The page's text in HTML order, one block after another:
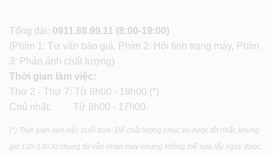
Tổng đài: 0911.88.99.11 (8:00-19:00)
(Phím 1: Tư vấn báo giá, Phím 2: Hỏi tình trạng máy, Phím
3: Phản ánh chất lượng)
Thời gian làm việc:
Thứ 2 - Thứ 7: Từ 8h00 - 19h00 (*)
Chủ nhật: Từ 8h00 - 17h00.
(*) Thời gian làm việc buổi trưa: Để chất lượng phục vụ được tốt nhất, khung
giờ 12h-13h30 chúng tôi vẫn nhận máy nhưng không thể sửa lấy ngay được.